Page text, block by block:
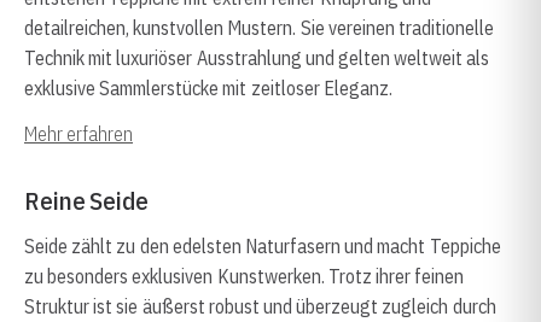
detailreichen, kunstvollen Mustern. Sie vereinen traditionelle
Technik mit luxuriöser Ausstrahlung und gelten weltweit als
exklusive Sammlerstücke mit zeitloser Eleganz.
Mehr erfahren
Reine Seide
Seide zählt zu den edelsten Naturfasern und macht Teppiche
zu besonders exklusiven Kunstwerken. Trotz ihrer feinen
Struktur ist sie äußerst robust und überzeugt zugleich durch